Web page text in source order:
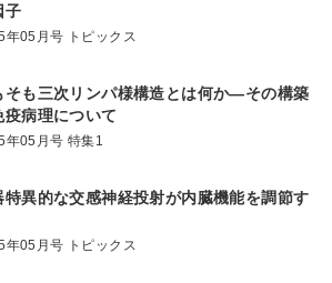
子
年05月号 トピックス
そも三次リンパ様構造とは何か―その構築
疫病理について
年05月号 特集1
特異的な交感神経投射が内臓機能を調節す
年05月号 トピックス